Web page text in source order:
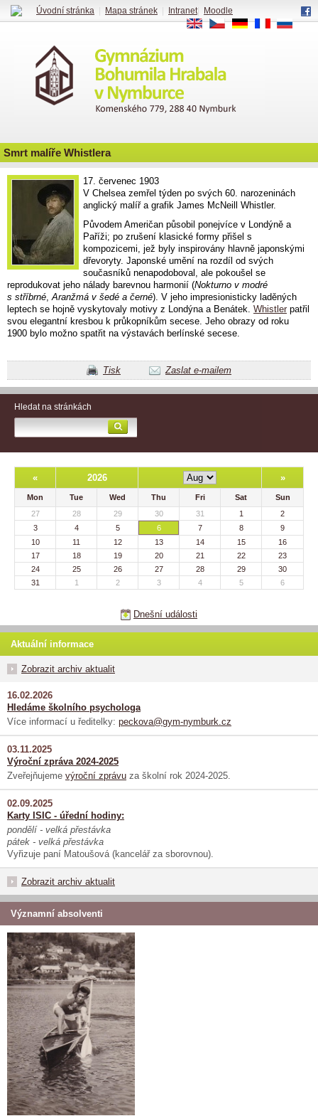
Smrt malíře Whistlera
17. červenec 1903
V Chelsea zemřel týden po svých 60. narozeninách
anglický malíř a grafik James McNeill Whistler.
Původem Američan působil ponejvíce v Londýně a
Paříži; po zrušení klasické formy přišel s
kompozicemi, jež byly inspirovány hlavně japonskými
dřevoryty. Japonské umění na rozdíl od svých
současníků nenapodoboval, ale pokoušel se
reprodukovat jeho nálady barevnou harmonií (Nokturno v modré
s stříbrné,Aranžmá v šedé a černé). V jeho impresionisticky laděných
leptech se hojně vyskytovaly motivy z Londýna a Benátek. Whistler patřil
svou elegantní kresbou k průkopníkům secese. Jeho obrazy od roku
1900 bylo možno spatřit na výstavách berlínské secese.
Tisk Zaslat e-mailem
Hledat na stránkách
« 2026 »
Mon Tue Wed Thu Fri Sat
Sun
27
28 29 30 31 1
2
3
4 5 6 7 8
9
10
11 12 13 14 15
16
17
18 19 20 21 22
23
24
25 26 27 28 29
30
31
1 2 3 4 5 6
Dnešní události
Aktuální informace
Zobrazit archiv aktualit
16.02.2026
Hledáme školního psychologa
Více informací u ředitelky: peckova@gym-nymburk.cz
03.11.2025
Výroční zpráva 2024-2025
Zveřejňujeme výroční zprávu za školní rok 2024-2025.
02.09.2025
Karty ISIC - úřední hodiny:
pondělí - velká přestávka
pátek - velká přestávka
Vyřizuje paní Matoušová (kancelář za sborovnou).
Zobrazit archiv aktualit
Významní absolventi
Úvodní stránka Mapa stránek Intranet|
Moodle
EN
CS DE FR RU